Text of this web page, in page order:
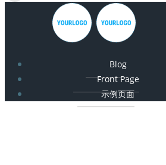
Blog
Front Page
示例页面